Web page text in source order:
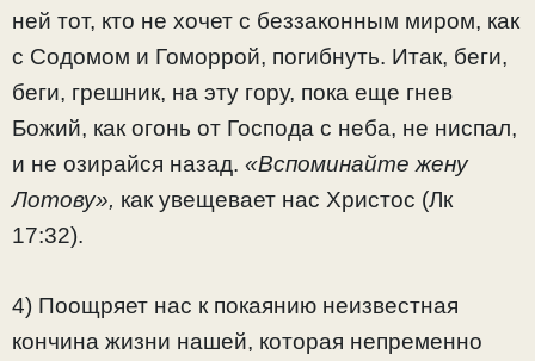
ней тот, кто не хочет с беззаконным миром, как
с Содомом и Гоморрой, погибнуть. Итак, беги,
беги, грешник, на эту гору, пока еще гнев
Божий, как огонь от Господа с неба, не ниспал,
и не озирайся назад. «Вспоминайте жену
Лотову», как увещевает нас Христос (Лк
17:32).
4) Поощряет нас к покаянию неизвестная
кончина жизни нашей, которая непременно